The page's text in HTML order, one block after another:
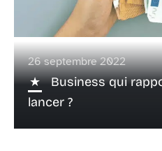
26 septembre 2022
Business qui
lancer ?